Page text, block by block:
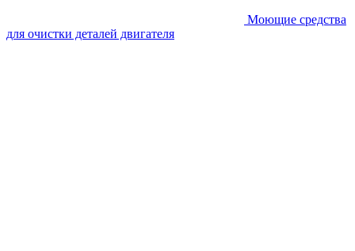
Моющие средства
для очистки деталей двигателя